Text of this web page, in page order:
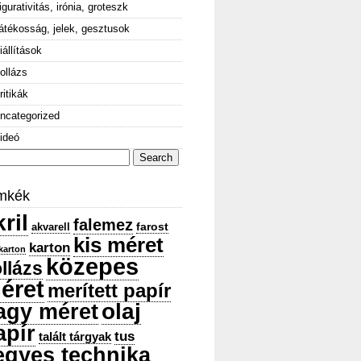
irónia, groteszk
jelek, gesztusok
akvarell falemez farost
karton kis méret
közepes
merített papír
méretolaj
talált tárgyak tus
technika